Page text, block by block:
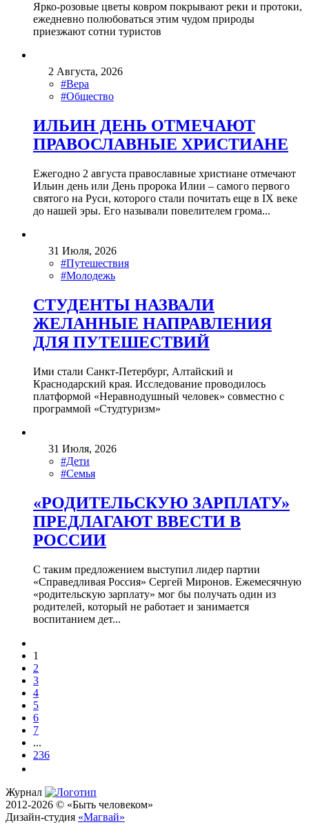
Ярко-розовые цветы ковром покрывают реки и протоки,
ежедневно полюбоваться этим чудом природы
приезжают сотни туристов
2 Августа, 2026
#Вера
#Общество
ИЛЬИН ДЕНЬ ОТМЕЧАЮТ
ПРАВОСЛАВНЫЕ ХРИСТИАНЕ
Ежегодно 2 августа православные христиане отмечают
Ильин день или День пророка Илии – самого первого
святого на Руси, которого стали почитать еще в IX веке
до нашей эры. Его называли повелителем грома...
31 Июля, 2026
#Путешествия
#Молодежь
СТУДЕНТЫ НАЗВАЛИ
ЖЕЛАННЫЕ НАПРАВЛЕНИЯ
ДЛЯ ПУТЕШЕСТВИЙ
Ими стали Санкт-Петербург, Алтайский и
Краснодарский края. Исследование проводилось
платформой «Неравнодушный человек» совместно с
программой «Студтуризм»
31 Июля, 2026
#Дети
#Семья
«РОДИТЕЛЬСКУЮ ЗАРПЛАТУ»
ПРЕДЛАГАЮТ ВВЕСТИ В
РОССИИ
С таким предложением выступил лидер партии
«Справедливая Россия» Сергей Миронов. Ежемесячную
«родительскую зарплату» мог бы получать один из
родителей, который не работает и занимается
воспитанием дет...
1
2
3
4
5
6
7
...
236
Журнал
2012-2026 © «Быть человеком»
Дизайн-студия «Магвай»